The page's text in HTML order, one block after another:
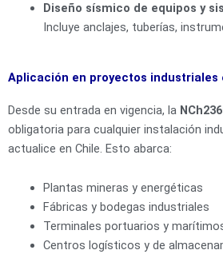
Diseño sísmico de equipos y
Incluye anclajes, tuberías,
Aplicación en proyectos industriales
Desde su entrada en vigencia, la
obligatoria para cualquier instalación
actualice en Chile. Esto abarca:
Plantas mineras y energéticas
Fábricas y bodegas industriales
Terminales portuarios y
Centros logísticos y de